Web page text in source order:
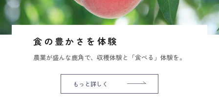
食の豊かさを体験
農業が盛んな鹿角で、収穫体験と「食べる」体験を。
もっと詳しく